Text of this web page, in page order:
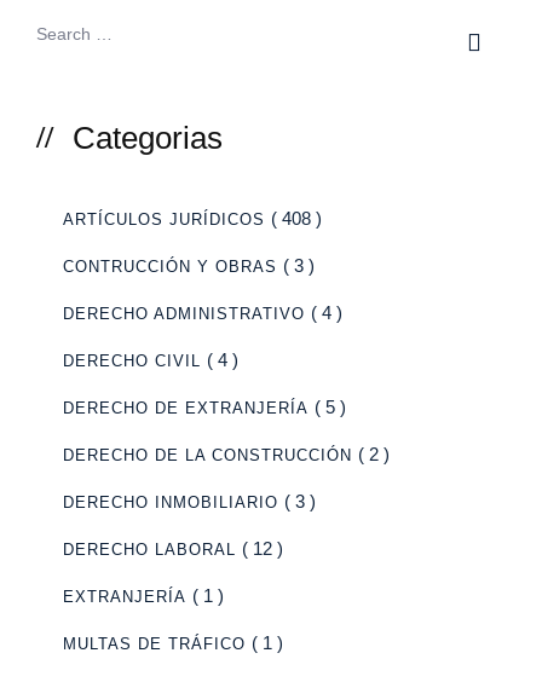
Categorias
ARTÍCULOS JURÍDICOS ( 408 )
CONTRUCCIÓN Y OBRAS ( 3 )
DERECHO ADMINISTRATIVO ( 4 )
DERECHO CIVIL ( 4 )
DERECHO DE EXTRANJERÍA ( 5 )
DERECHO DE LA CONSTRUCCIÓN ( 2 )
DERECHO INMOBILIARIO ( 3 )
DERECHO LABORAL ( 12 )
EXTRANJERÍA ( 1 )
MULTAS DE TRÁFICO ( 1 )